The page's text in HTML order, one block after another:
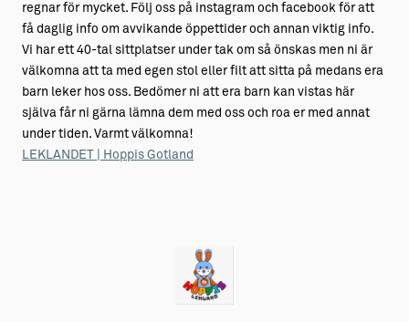
regnar för mycket. Följ oss på instagram och facebook för att
få daglig info om avvikande öppettider och annan viktig info.
Vi har ett 40-tal sittplatser under tak om så önskas men ni är
välkomna att ta med egen stol eller filt att sitta på medans era
barn leker hos oss. Bedömer ni att era barn kan vistas här
själva får ni gärna lämna dem med oss och roa er med annat
under tiden. Varmt välkomna!
LEKLANDET | Hoppis Gotland